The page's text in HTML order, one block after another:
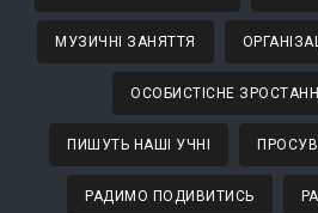
МУЗИЧНІ ЗАНЯТТЯ
ОСОБИСТІСНЕ
ПИШУТЬ НАШІ УЧНІ
РАДИМО ПОДИВИТИСЬ